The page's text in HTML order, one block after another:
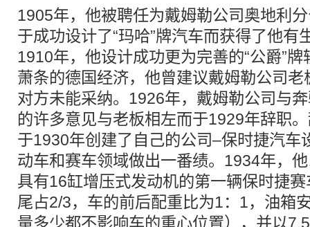
1905年，他被聘任为戴姆勒公司奥地利
于成功设计了“玛哈”牌汽车而获得了他有
1910年，他设计成功更为完善的“公爵”牌
萧条的德国经济，他曾建议戴姆勒公司
对方未能采纳。1926年，戴姆勒公司与
的许多意见与老板相左而于1929年辞职
于1930年创建了自己的公司–保时捷汽车
动车和赛车领域做出一番绩。1934年，
具有16缸增压式发动机的第一辆保时捷
尾占2/3，车的前后配重比为1：1，油箱
量多少都不影响车的重心位置），并以